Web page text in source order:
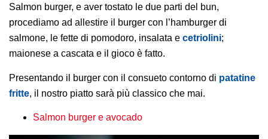
Salmon burger, e aver tostato le due parti del bun,
procediamo ad allestire il burger con l’hamburger di
salmone, le fette di pomodoro, insalata e cetriolini;
maionese a cascata e il gioco è fatto.
Presentando il burger con il consueto contorno di patatine
fritte, il nostro piatto sarà più classico che mai.
Salmon burger e avocado